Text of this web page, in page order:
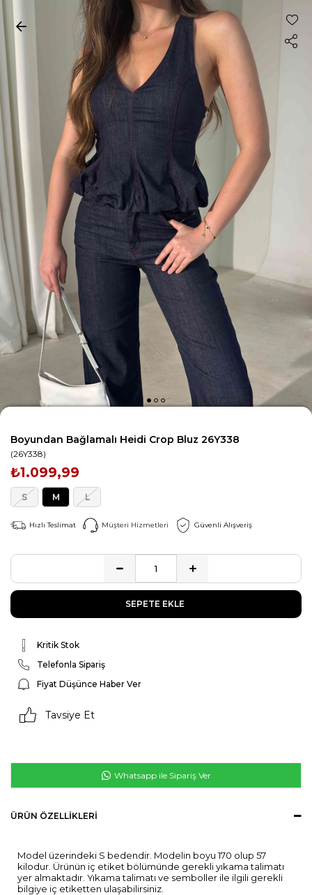
Boyundan Bağlamalı Heidi Crop Bluz 26Y338
(26Y338)
₺1.099,99
S M L
Hızlı Teslimat Müşteri Hizmetleri Güvenli Alışveriş
Kritik Stok
Telefonla Sipariş
Fiyat Düşünce Haber Ver
Tavsiye Et
Whatsapp ile Sipariş Ver
ÜRÜN ÖZELLIKLERI
Model üzerindeki S bedendir. Modelin boyu 170 olup 57
kilodur. Ürünün iç etiket bölümünde gerekli yıkama talimatı
yer almaktadır. Yıkama talimatı ve semboller ile ilgili gerekli
bilgiye iç etiketten ulaşabilirsiniz.